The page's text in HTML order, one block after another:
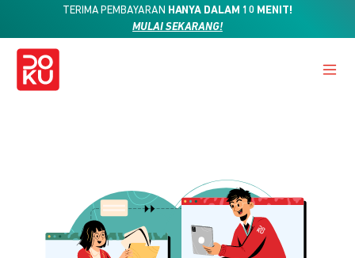
TERIMA PEMBAYARAN HANYA DALAM 10 MENIT!
MULAI SEKARANG!